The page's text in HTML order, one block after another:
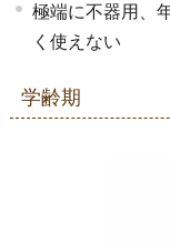
極端に不器用、
く使えない
学齢期